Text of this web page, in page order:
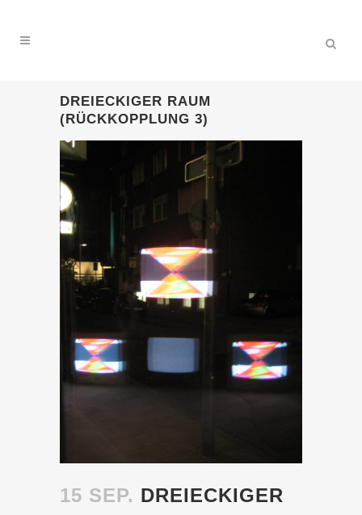
DREIECKIGER RAUM
(RÜCKKOPPLUNG 3)
15 SEP. DREIECKIGER